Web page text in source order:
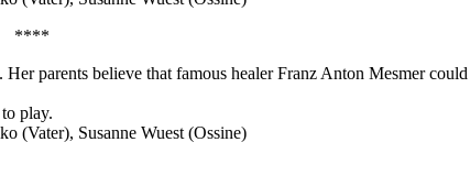
****
parents believe that famous healer Franz Anton Mesmer
play.
(Vater), Susanne Wuest (Ossine)